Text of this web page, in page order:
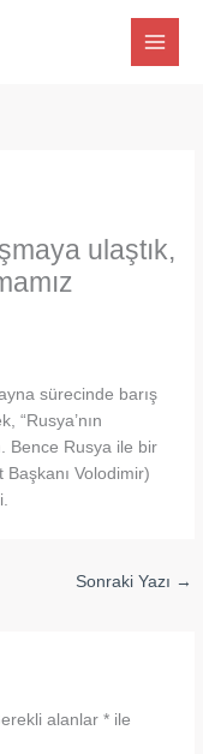
ulaştık,
sürecinde barış
“Rusya’nın
Bence Rusya ile bir
Volodimir)
Sonraki Yazı →
alanlar *ile